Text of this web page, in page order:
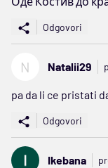
Odgovori
N Natalii29
pa da li ce pristati
Odgovori
Ikebana